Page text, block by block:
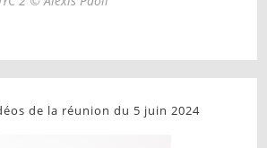
de la réunion du 5 juin 2024